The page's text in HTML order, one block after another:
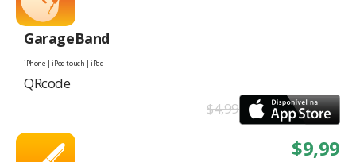
GarageBand
iPhone | iPod touch | iPad
QRcode
$4,99
$9,99